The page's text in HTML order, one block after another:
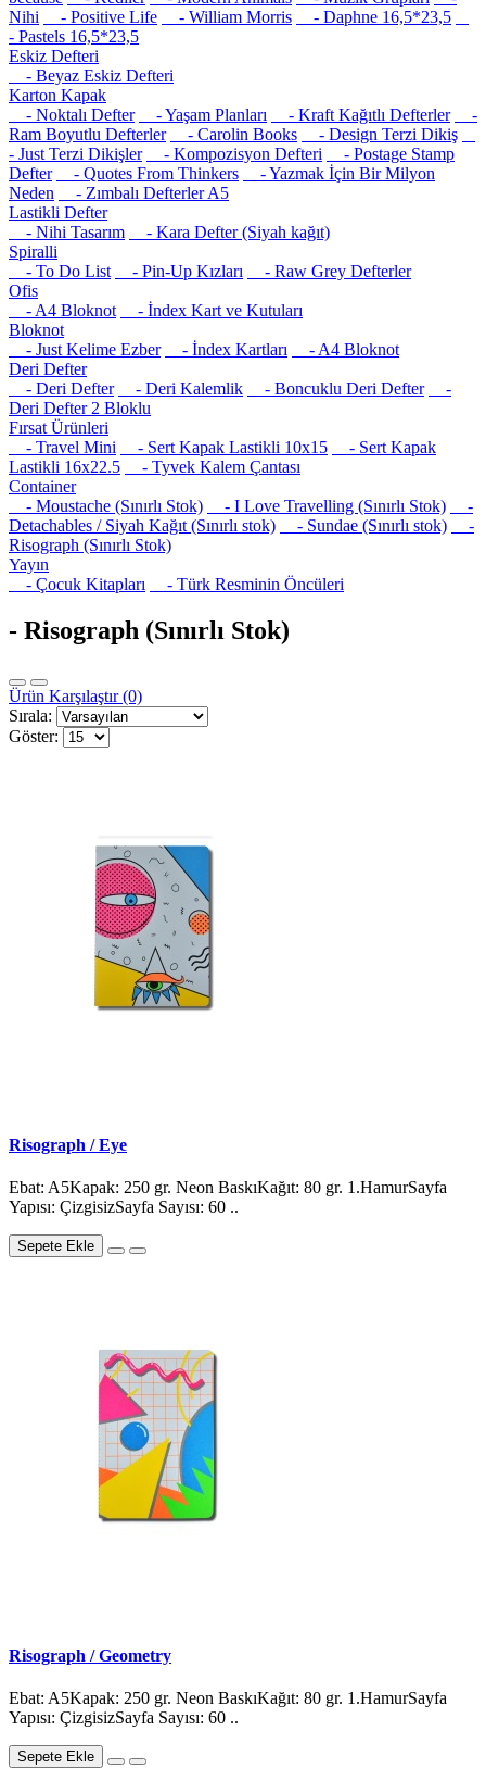
Nihi
- Positive Life - William Morris
- Daphne 16,5*23,5
- Pastels 16,5*23,5
Eskiz Defteri
- Beyaz Eskiz Defteri
Karton Kapak
- Noktalı Defter
- Yaşam Planları - Kraft Kağıtlı Defterler
-
Ram Boyutlu Defterler
- Carolin Books
- Design Terzi Dikiş
- Just Terzi Dikişler
- Kompozisyon Defteri
- Postage Stamp
Defter
- Quotes From Thinkers
- Yazmak İçin Bir Milyon
Neden
- Zımbalı Defterler A5
Lastikli Defter
- Nihi Tasarım
- Kara Defter (Siyah kağıt)
Spiralli
- To Do List
- Pin-Up Kızları
- Raw Grey Defterler
Ofis
- A4 Bloknot
- İndex Kart ve Kutuları
Bloknot
- Just Kelime Ezber
- İndex Kartları
- A4 Bloknot
Deri Defter
- Deri Defter
- Deri Kalemlik - Boncuklu Deri Defter
-
Deri Defter 2 Bloklu
Fırsat Ürünleri
- Travel Mini
- Sert Kapak Lastikli 10x15
- Sert Kapak
Lastikli 16x22.5
- Tyvek Kalem Çantası
Container
- Moustache (Sınırlı Stok)
- I Love Travelling (Sınırlı Stok)
-
Detachables / Siyah Kağıt (Sınırlı stok)
- Sundae (Sınırlı stok)
-
Risograph (Sınırlı Stok)
Yayın
- Çocuk Kitapları
- Türk Resminin Öncüleri
- Risograph (Sınırlı Stok)
Ürün Karşılaştır (0)
Sırala:
Göster:
Risograph / Eye
Ebat: A5Kapak: 250 gr. Neon BaskıKağıt: 80 gr. 1.HamurSayfa
Yapısı: ÇizgisizSayfa Sayısı: 60 ..
Sepete Ekle
Risograph / Geometry
Ebat: A5Kapak: 250 gr. Neon BaskıKağıt: 80 gr. 1.HamurSayfa
Yapısı: ÇizgisizSayfa Sayısı: 60 ..
Sepete Ekle